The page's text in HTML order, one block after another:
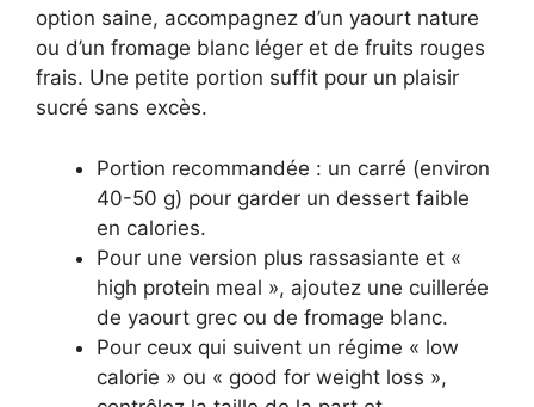
option saine, accompagnez d’un yaourt nature
ou d’un fromage blanc léger et de fruits rouges
frais. Une petite portion suffit pour un plaisir
sucré sans excès.
Portion recommandée : un carré (environ
40-50 g) pour garder un dessert faible
en calories.
Pour une version plus rassasiante et «
high protein meal », ajoutez une cuillerée
de yaourt grec ou de fromage blanc.
Pour ceux qui suivent un régime « low
calorie » ou « good for weight loss »,